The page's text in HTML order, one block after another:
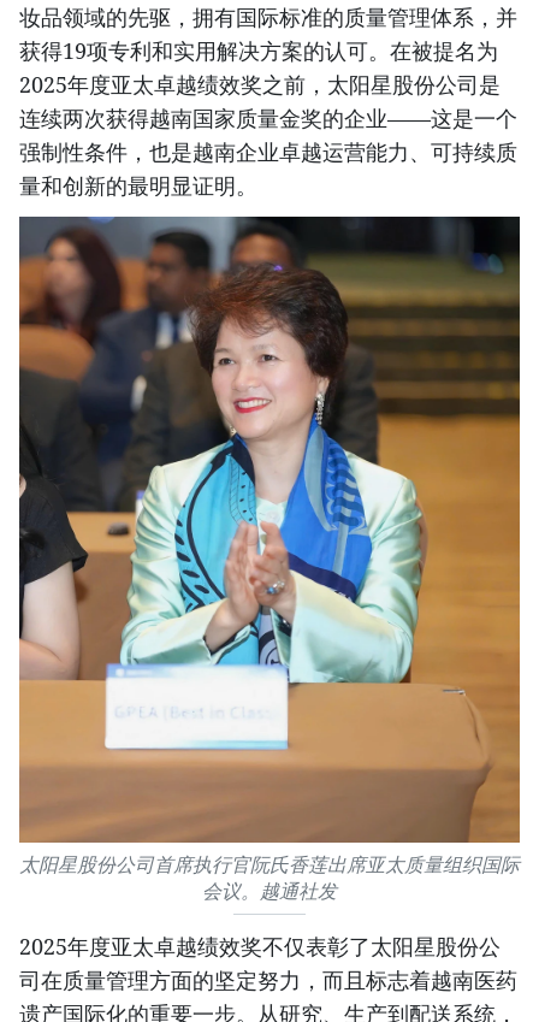
妆品领域的先驱，拥有国际标准的质量管理体系，并
获得19项专利和实用解决方案的认可。在被提名为
2025年度亚太卓越绩效奖之前，太阳星股份公司是
连续两次获得越南国家质量金奖的企业——这是一个
强制性条件，也是越南企业卓越运营能力、可持续质
量和创新的最明显证明。
太阳星股份公司首席执行官阮氏香莲出席亚太质量组织国际
会议。越通社发
2025年度亚太卓越绩效奖不仅表彰了太阳星股份公
司在质量管理方面的坚定努力，而且标志着越南医药
遗产国际化的重要一步。从研究、生产到配送系统，